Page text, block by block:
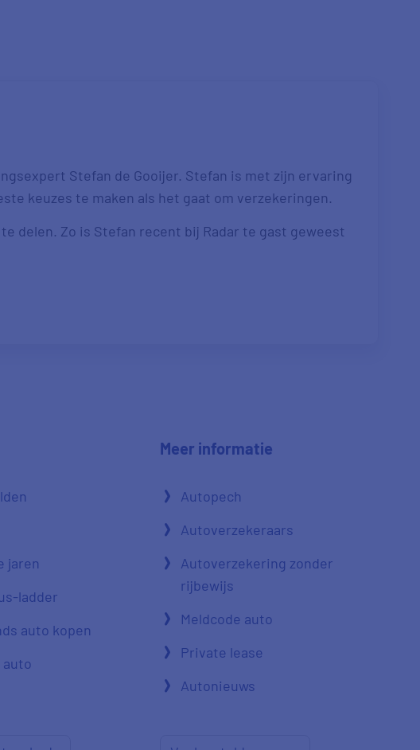
Stefan de Gooijer. Stefan is met zijn ervaring
keuzes te maken als het gaat om verzekeringen.
delen. Zo is Stefan recent bij Radar te gast geweest
jaren
ladder
auto kopen
auto
Meer informatie
Autopech
Autoverzekeraars
Autoverzekering zonder
rijbewijs
Meldcode auto
Private lease
Autonieuws